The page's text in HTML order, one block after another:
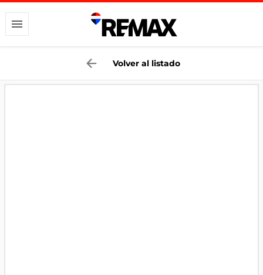
Volver al listado